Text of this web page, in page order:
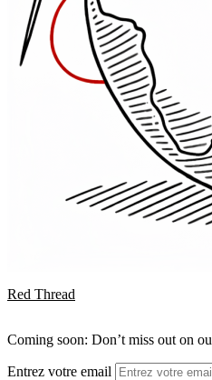
Red Thread
Coming soon: Don’t miss out on
Entrez votre email